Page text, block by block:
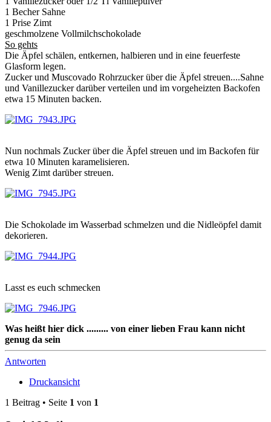
1 Becher Sahne
1 Prise Zimt
geschmolzene Vollmilchschokolade
So gehts
Die Äpfel schälen, entkernen, halbieren und in eine feuerfeste
Glasform legen.
Zucker und Muscovado Rohrzucker über die Äpfel streuen....Sahne
und Vanillezucker darüber verteilen und im vorgeheizten Backofen
etwa 15 Minuten backen.
Nun nochmals Zucker über die Äpfel streuen und im Backofen für
etwa 10 Minuten karamelisieren.
Wenig Zimt darüber streuen.
Die Schokolade im Wasserbad schmelzen und die Nidleöpfel damit
dekorieren.
Lasst es euch schmecken
Was heißt hier dick ......... von einer lieben Frau kann nicht
genug da sein
Antworten
Druckansicht
1 Beitrag • Seite 1 von 1